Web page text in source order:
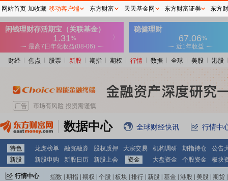
财经 焦点 股票 新股 期指 期权 行情 数据 全球 美股 港股
数据中心 全球财经快讯 行情中
特色 龙虎榜单 融资融券 股权质押 大宗交易 机构调研 期指持仓
公告
新股
新股申购 新股日历 新股上会 资金 大盘资金 个股资金 板块
行情中心 指数 期指 期权 个股 板块 排行 新股 基金 港股 美股 期货
网站首页 加收藏 移动客户端 东方财富 天天基金网 东方财富证券 东方